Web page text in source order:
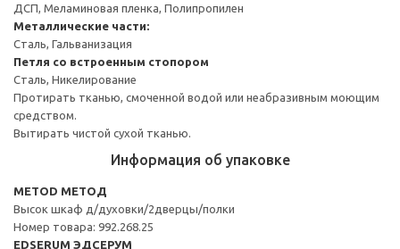
ДСП, Меламиновая пленка, Полипропилен
Металлические части:
Сталь, Гальванизация
Петля со встроенным стопором
Сталь, Никелирование
Протирать тканью, смоченной водой или неабразивным моющим
средством.
Вытирать чистой сухой тканью.
Информация об упаковке
METOD МЕТОД
Высок шкаф д/духовки/2дверцы/полки
Номер товара: 992.268.25
EDSERUM ЭДСЕРУМ